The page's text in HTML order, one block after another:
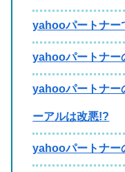
yahooパートナー
yahooパートナー
yahooパートナー
ーアルは改悪!?
yahooパートナー